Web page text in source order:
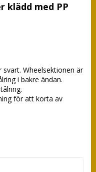
klädd med PP
Wheelsektionen är
i bakre ändan.
för att korta av